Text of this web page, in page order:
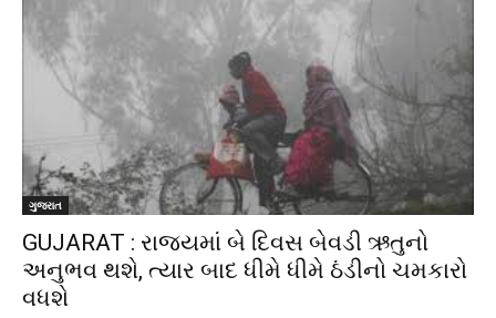
ગુજરાત
GUJARAT : રાજ્યમાં બે દિવસ બેવડી ઋતુનો
અનુભવ થશે, ત્યાર બાદ ધીમે ધીમે ઠંડીનો ચમકારો
વધશે